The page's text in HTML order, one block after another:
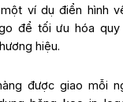
ví dụ điển hình
để tối ưu hóa quy
hiệu.
được giao mỗi